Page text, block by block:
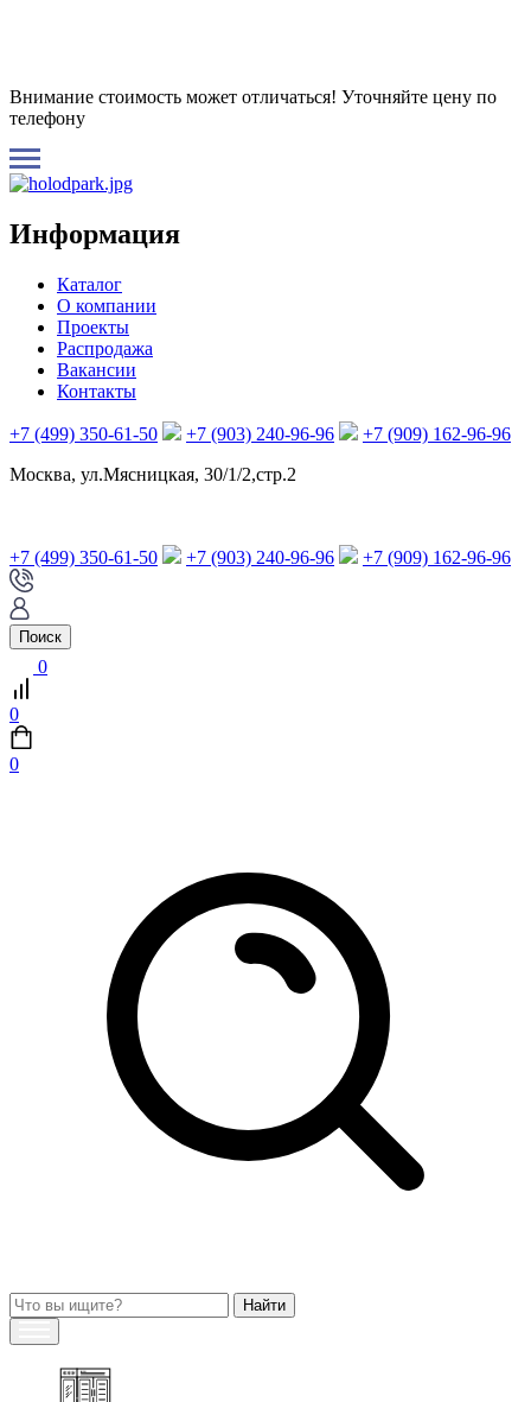
Внимание стоимость может отличаться! Уточняйте цену по
телефону
Информация
Каталог
О компании
Проекты
Распродажа
Вакансии
Контакты
+7 (499) 350-61-50 +7 (903) 240-96-96
+7 (909) 162-96-96
Москва, ул.Мясницкая, 30/1/2,стр.2
+7 (499) 350-61-50 +7 (903) 240-96-96 +7 (909) 162-96-96
Поиск
0
0
0